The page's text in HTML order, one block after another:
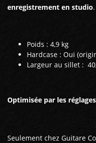
enregistrement en studio.
Poids : 4,9 kg
Hardcase : Oui
Largeur au sillet :
Optimisée par les
Seulement chez Guitare